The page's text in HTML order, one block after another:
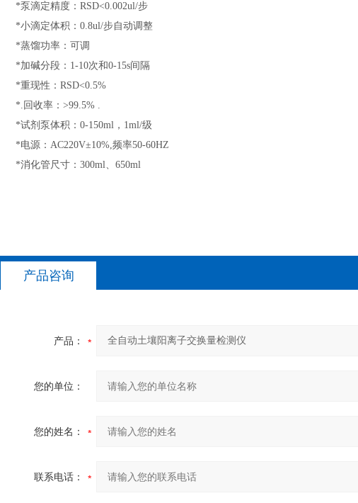
*泵滴定精度：RSD<0.002ul/步
*小滴定体积：0.8ul/步自动调整
*蒸馏功率：可调
*加碱分段：1-10次和0-15s间隔
*重现性：RSD<0.5%
*.回收率：>99.5% .
*试剂泵体积：0-150ml，1ml/级
*电源：AC220V±10%,频率50-60HZ
*消化管尺寸：300ml、650ml
产品咨询
产品：
您的单位：
您的姓名：
联系电话：